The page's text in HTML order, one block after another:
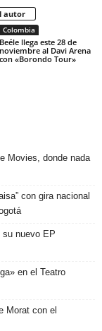
autor
Colombia
Beéle llega este 28 de
noviembre al Davi Arena
con «Borondo Tour»
Movies, donde nada
con gira nacional
su nuevo EP
en el Teatro
Morat con el